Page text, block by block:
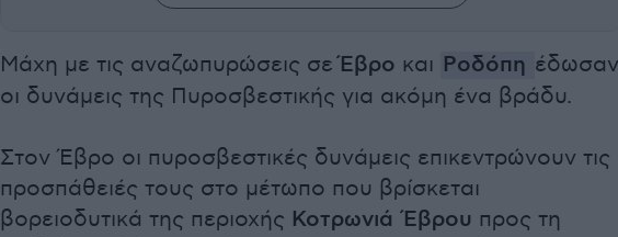
Μάχη με τις αναζωπυρώσεις σεΈβρο και Ροδόπη έδωσαν
οι δυνάμεις της Πυροσβεστικής για ακόμη ένα βράδυ.
Στον Έβρο οι πυροσβεστικές δυνάμεις επικεντρώνουν τις
προσπάθειές τους στο μέτωπο που βρίσκεται
βορειοδυτικά της περιοχής Κοτρωνιά Έβρου προς τη